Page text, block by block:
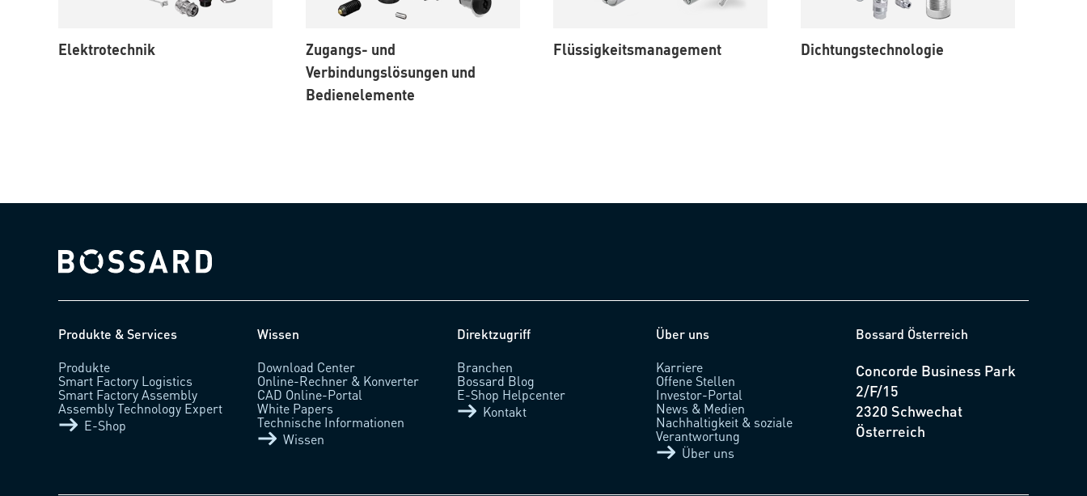
Elektrotechnik
Zugangs- und
Verbindungslösungen und
Bedienelemente
Flüssigkeitsmanagement Dichtungstechnologie
Bossard homepage
Produkte & Services
Produkte
Smart Factory Logistics
Smart Factory Assembly
Assembly Technology Expert
E-Shop
Wissen
Download Center
Online-Rechner & Konverter
CAD Online-Portal
White Papers
Technische Informationen
Wissen
Direktzugriff
Branchen
Bossard Blog
E-Shop Helpcenter
Kontakt
Über uns
Karriere
Offene Stellen
Investor-Portal
News & Medien
Nachhaltigkeit & soziale
Verantwortung
Über uns
Bossard Österreich
Concorde Business Park
2/F/15
2320 Schwechat
Österreich